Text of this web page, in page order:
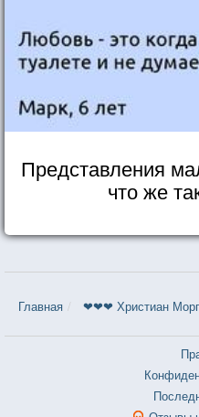
Представления
что же
Главная ❤❤❤ Христиан